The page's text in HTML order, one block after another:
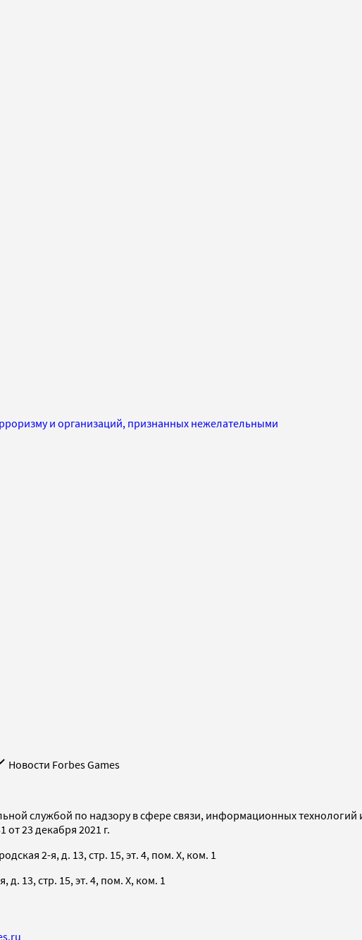
и организаций, признанных нежелательными
Новости Forbes Games
службой по надзору в сфере связи, информационных
23 декабря 2021 г.
2-я, д. 13, стр. 15, эт. 4, пом. X, ком. 1
13, стр. 15, эт. 4, пом. X, ком. 1